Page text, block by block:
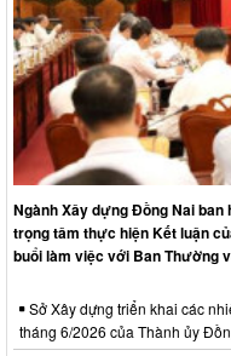
Ngành Xây dựng Đồng Nai
trọng tâm thực hiện Kết luận
buổi làm việc với Ban Thường
Sở Xây dựng triển khai các
tháng 6/2026 của Thành ủy